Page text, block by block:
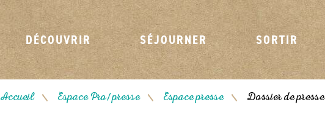
DÉCOUVRIR SÉJOURNER SORTIR
Accueil / Espace Pro/presse / Espace presse / Dossier de presse